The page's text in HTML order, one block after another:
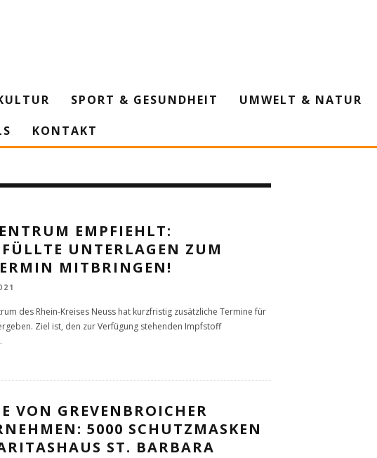
SPORT & GESUNDHEIT UMWELT & NATUR
KONTAKT
EMPFIEHLT:
UNTERLAGEN ZUM
MITBRINGEN!
des Rhein-Kreises Neuss hat kurzfristig zusätzliche Termine für
Ziel ist, den zur Verfügung stehenden Impfstoff
VON GREVENBROICHER
5000 SCHUTZMASKEN
ST. BARBARA